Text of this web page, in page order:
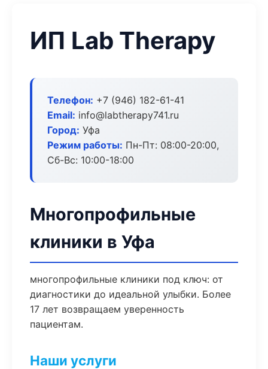
ИП Lab Therapy
Телефон: +7 (946) 182-61-41
Email: info@labtherapy741.ru
Город: Уфа
Режим работы: Пн-Пт: 08:00-20:00,
Сб-Вс: 10:00-18:00
Многопрофильные
клиники в Уфа
многопрофильные клиники под ключ: от
диагностики до идеальной улыбки. Более
17 лет возвращаем уверенность
пациентам.
Наши услуги